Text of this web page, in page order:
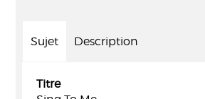
Sujet Description
Titre